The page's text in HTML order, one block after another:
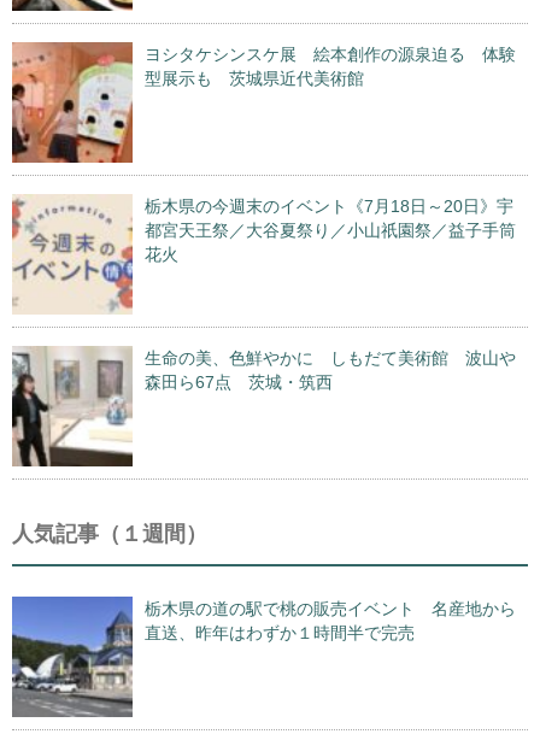
ヨシタケシンスケ展 絵本創作の源泉迫る 体験
型展示も 茨城県近代美術館
栃木県の今週末のイベント《7月18日～20日》宇
都宮天王祭／大谷夏祭り／小山祇園祭／益子手筒
花火
生命の美、色鮮やかに しもだて美術館 波山や
森田ら67点 茨城・筑西
人気記事（１週間）
栃木県の道の駅で桃の販売イベント 名産地から
直送、昨年はわずか１時間半で完売